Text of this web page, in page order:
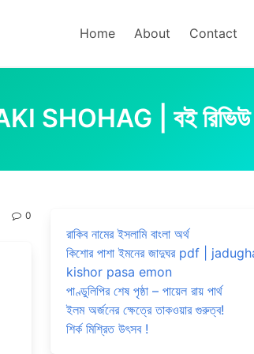
Home About Contact
SHOHAG | বই রিভিউ
0
রাকিব নামের ইসলামি বাংলা অর্থ
কিশোর পাশা ইমনের জাদুঘর pdf |
kishor pasa emon
পাণ্ডুলিপির শেষ পৃষ্ঠা – পায়েল রায় পার্থ
ইলম অর্জনের ক্ষেত্রে তাকওয়ার গুরুত্ব!
শির্ক মিশ্রিত উৎসব !